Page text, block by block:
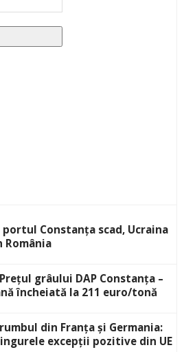
Constanța scad, Ucraina
România
grâului DAP Constanța –
încheiată la 211 euro/tonă
din Franța și Germania:
excepții pozitive din UE